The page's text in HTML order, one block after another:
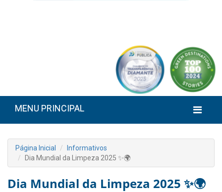
MENU PRINCIPAL
Página Inicial
Informativos
Dia Mundial da Limpeza 2025 ✨🌍
Dia Mundial da Limpeza 2025 ✨🌍